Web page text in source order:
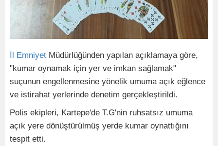
İl Emniyet Müdürlüğünden yapılan açıklamaya göre,
"kumar oynamak için yer ve imkan sağlamak"
suçunun engellenmesine yönelik umuma açık eğlence
ve istirahat yerlerinde denetim gerçekleştirildi.
Polis ekipleri, Kartepe'de T.G'nin ruhsatsız umuma
açık yere dönüştürülmüş yerde kumar oynattığını
tespit etti.